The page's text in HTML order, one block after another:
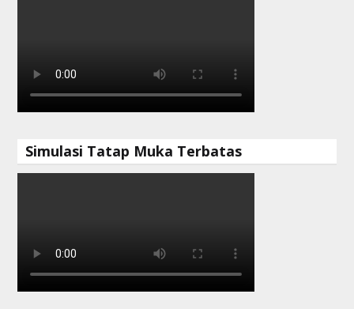
Simulasi Tatap Muka Terbatas